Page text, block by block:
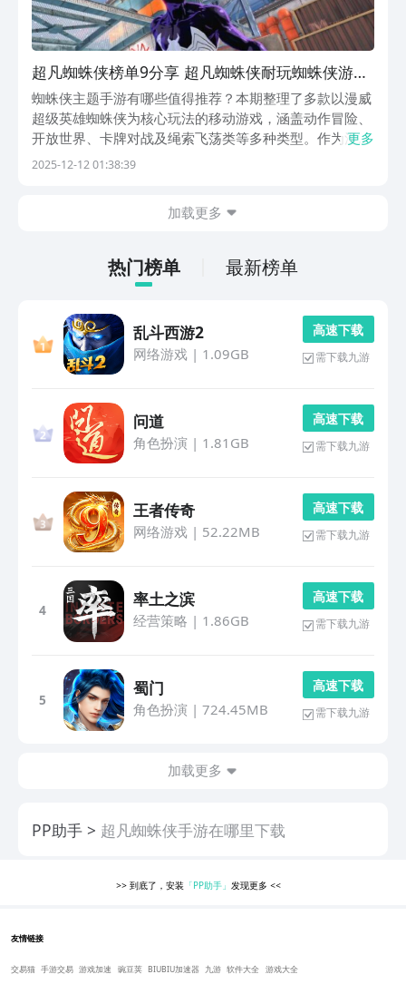
超凡蜘蛛侠榜单9分享 超凡蜘蛛侠耐玩蜘蛛侠游戏
before_12025
蜘蛛侠主题手游有哪些值得推荐？本期整理了多款以漫威
超级英雄蜘蛛侠为核心玩法的移动游戏，涵盖动作冒险、
开放世界、卡牌对战及绳索飞荡类等多种类型。作为漫威
宇宙中人气极高的标志性角色，蜘蛛侠凭借其敏捷身手、
更多
2025-12-12 01:38:39
加载更多
热门榜单 最新榜单
乱斗西游2
网络游戏| 1.09GB
高 速 下 载
需下载九游
问道
角色扮演 | 1.81GB
高 速 下 载
需下载九游
王者传奇
网络游戏| 52.22MB
高 速 下 载
需下载九游
4
率土之滨
经营策略 | 1.86GB
高 速 下 载
需下载九游
5
蜀门
角色扮演 | 724.45MB
高 速 下 载
需下载九游
加载更多
PP助手 超凡蜘蛛侠手游在哪里下载
>> 到底了，安装 「PP助手」 发现更多<<
友情链接
交易猫 手游交易 游戏加速 豌豆荚 BIUBIU加速器 九游 软件大全 游戏大全